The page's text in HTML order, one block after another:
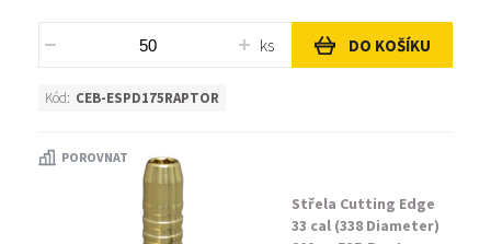
ks DO KOŠÍKU
Kód: CEB-ESPD175RAPTOR
POROVNAT
Střela Cutting Edge
33 cal (338 Diameter)